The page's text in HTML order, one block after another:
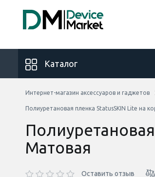
Каталог
Интернет-магазин аксессуаров и гаджетов
Полиуретановая пленка StatusSKIN Lite на
Матовая
Оставить отзыв